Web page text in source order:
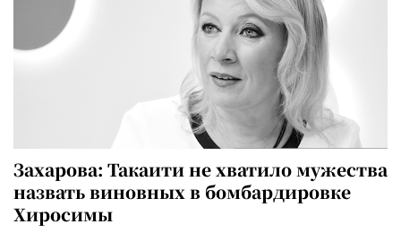
Захарова: Такаити не хватило мужества
назвать виновных в бомбардировке
Хиросимы